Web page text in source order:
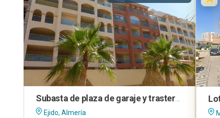
Subasta de plaza de garaje y trastero en El Ejido (Almería)
Ejido, Almería